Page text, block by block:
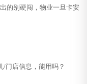
的别硬闯，物业一旦卡安
/门店信息，能用吗？